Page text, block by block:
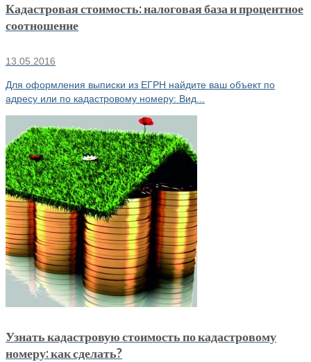
Кадастровая стоимость: налоговая база и процентное
соотношение
13.05.2016
Для оформления выписки из ЕГРН найдите ваш объект по
адресу или по кадастровому номеру: Вид...
Узнать кадастровую стоимость по кадастровому
номеру: как сделать?